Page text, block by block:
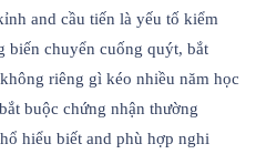
and cầu tiến là yếu tố kiểm
biến chuyển cuống quýt, bắt
riêng gì kéo nhiều năm học
buộc chứng nhận thường
hiểu biết and phù hợp nghi